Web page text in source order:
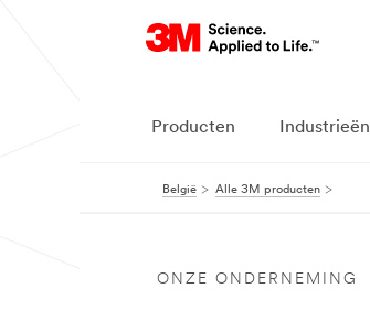
Producten Industrieën
België Alle 3M producten
ONZE ONDERNEMING